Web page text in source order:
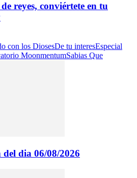
reyes, conviértete en tu
con los DiosesDe tu interesEspecial
MoonmentumSabias Que
dia 06/08/2026